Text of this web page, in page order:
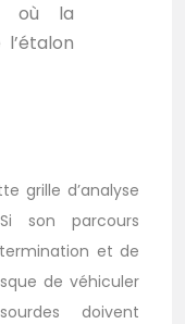
où la
grille d’analyse
son parcours
et de
de véhiculer
doivent